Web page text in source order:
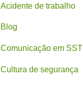
Acidente de trabalho
Blog
Comunicação em SST
Cultura de segurança